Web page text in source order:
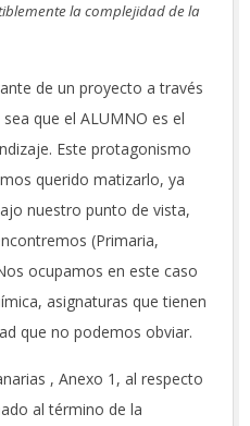
la complejidad de la
de un proyecto a través
que el ALUMNO es el
Este protagonismo
querido matizarlo, ya
nuestro punto de vista,
(Primaria,
ocupamos en este caso
asignaturas que tienen
que no podemos obviar.
, Anexo 1, al respecto
al término de la